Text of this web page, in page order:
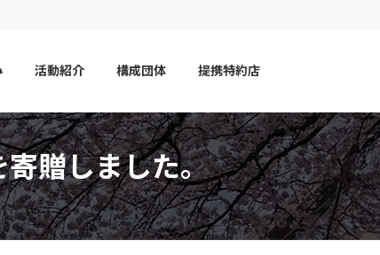
活動紹介 構成団体 提携特約店
贈しました。